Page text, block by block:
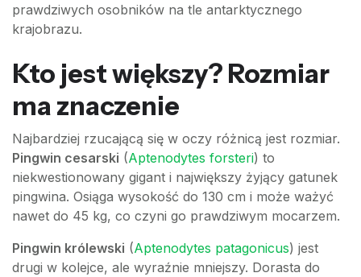
prawdziwych osobników na tle antarktycznego
krajobrazu.
Kto jest większy? Rozmiar
ma znaczenie
Najbardziej rzucającą się w oczy różnicą jest rozmiar.
Pingwin cesarski (Aptenodytes forsteri) to
niekwestionowany gigant i największy żyjący gatunek
pingwina. Osiąga wysokość do 130 cm i może ważyć
nawet do 45 kg, co czyni go prawdziwym mocarzem.
Pingwin królewski (Aptenodytes patagonicus) jest
drugi w kolejce, ale wyraźnie mniejszy. Dorasta do